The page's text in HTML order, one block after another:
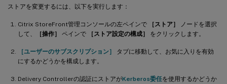
ストアを変更するには、以下を実行します：
Citrix StoreFront管理コンソールの左ペインで ［ストア］
ノードを選択
して、
［操作］ ペインで ［ストア設定の構成］ をクリックします。
［ユーザーのサブスクリプション］
タブに移動して、お気に入りを有効
にするかどうかを構成します。
Delivery Controllerの認証にストアがKerberos委任を使用するかどうか